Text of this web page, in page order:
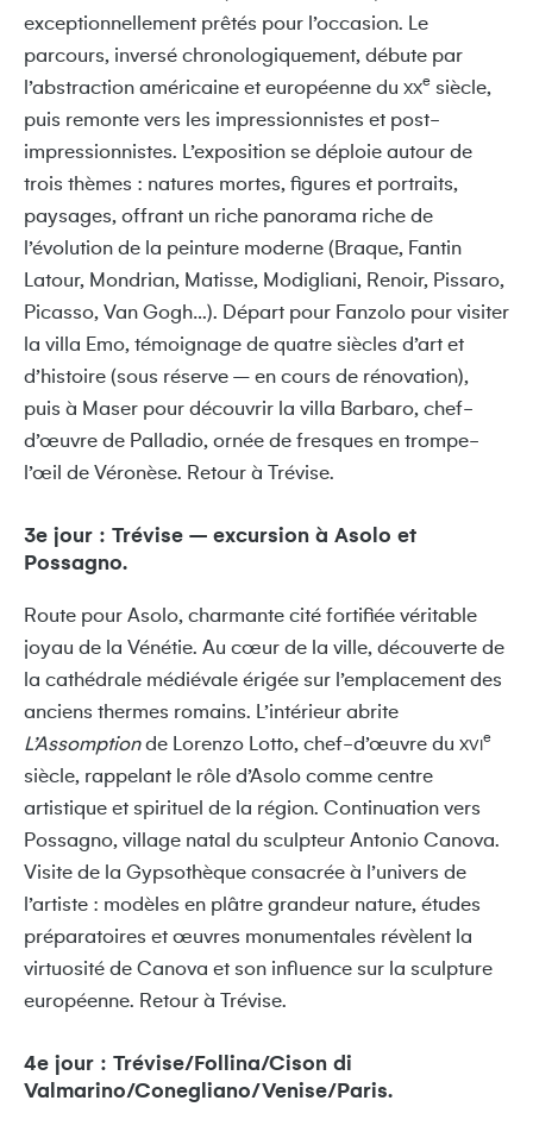
exceptionnellement prêtés pour l’occasion. Le
parcours, inversé chronologiquement, débute par
l’abstraction américaine et européenne du XXe siècle,
puis remonte vers les impressionnistes et post-
impressionnistes. L’exposition se déploie autour de
trois thèmes : natures mortes, figures et portraits,
paysages, offrant un riche panorama riche de
l’évolution de la peinture moderne (Braque, Fantin
Latour, Mondrian, Matisse, Modigliani, Renoir, Pissaro,
Picasso, Van Gogh…). Départ pour Fanzolo pour visiter
la villa Emo, témoignage de quatre siècles d’art et
d’histoire (sous réserve – en cours de rénovation),
puis à Maser pour découvrir la villa Barbaro, chef-
d’œuvre de Palladio, ornée de fresques en trompe-
l’œil de Véronèse. Retour à Trévise.
3e jour : Trévise – excursion à Asolo et
Possagno.
Route pour Asolo, charmante cité fortifiée véritable
joyau de la Vénétie. Au cœur de la ville, découverte de
la cathédrale médiévale érigée sur l’emplacement des
anciens thermes romains. L’intérieur abrite
L’Assomptionde Lorenzo Lotto, chef-d’œuvre du XVIe
siècle, rappelant le rôle d’Asolo comme centre
artistique et spirituel de la région. Continuation vers
Possagno, village natal du sculpteur Antonio Canova.
Visite de la Gypsothèque consacrée à l’univers de
l’artiste : modèles en plâtre grandeur nature, études
préparatoires et œuvres monumentales révèlent la
virtuosité de Canova et son influence sur la sculpture
européenne. Retour à Trévise.
4e jour : Trévise/Follina/Cison di
Valmarino/Conegliano/Venise/Paris.